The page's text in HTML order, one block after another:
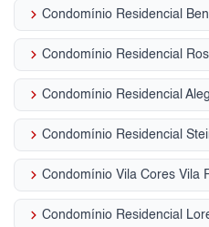
keyboard_arrow_right Condomínio Residencial
keyboard_arrow_right Condomínio Residencial
keyboard_arrow_right Condomínio Residencial
keyboard_arrow_right Condomínio Residencial
keyboard_arrow_right Condomínio Vila Cores Vila
keyboard_arrow_right Condomínio Residencial